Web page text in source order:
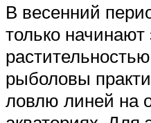
В весенний
только начинают
рыболовы
ловлю линей на